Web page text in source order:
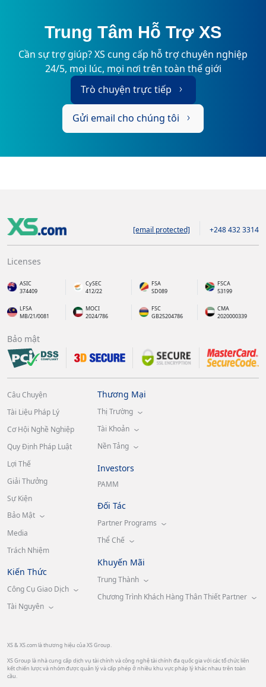
Trung Tâm Hỗ Trợ XS
Cần sự trợ giúp? XS cung cấp hỗ trợ chuyên nghiệp
24/5, mọi lúc, mọi nơi trên toàn thế giới
Trò chuyện trực tiếp
Gửi email cho chúng tôi
[email protected] +248 432 3314
Licenses
ASIC
374409
CySEC
412/22
FSA
SD089
FSCA
53199
LFSA
MB/21/0081
MOCI
2024/786
FSC
GB25204786
CMA
2020000339
Bảo mật
Câu Chuyện
Tài Liệu Pháp Lý
Cơ Hội Nghề Nghiệp
Quy Định Pháp Luật
Lợi Thế
Giải Thưởng
Sự Kiện
Bảo Mật
Media
Trách Nhiệm
Kiến Thức
Công Cụ Giao Dịch
Tài Nguyên
Thương Mại
Thị Trường
Tài Khoản
Nền Tảng
Investors
PAMM
Đối Tác
Partner Programs
Thể Chế
Khuyến Mãi
Trung Thành
Chương Trình Khách Hàng Thân Thiết Partner
XS & XS.com là thương hiệu của XS Group.
XS Group là nhà cung cấp dịch vụ tài chính và công nghệ tài chính đa quốc gia với các tổ chức liên
kết chiến lược và nhóm được quản lý và cấp phép ở nhiều khu vực pháp lý khác nhau trên toàn
cầu.